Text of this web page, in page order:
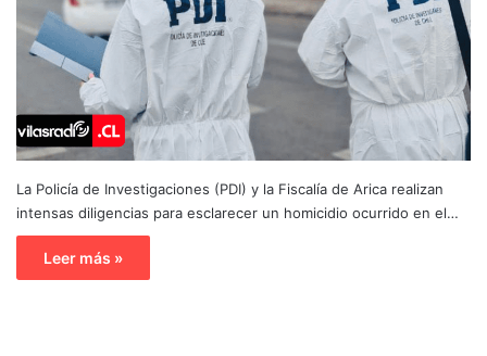
La Policía de Investigaciones (PDI) y la Fiscalía de Arica realizan
intensas diligencias para esclarecer un homicidio ocurrido en el…
Leer más »